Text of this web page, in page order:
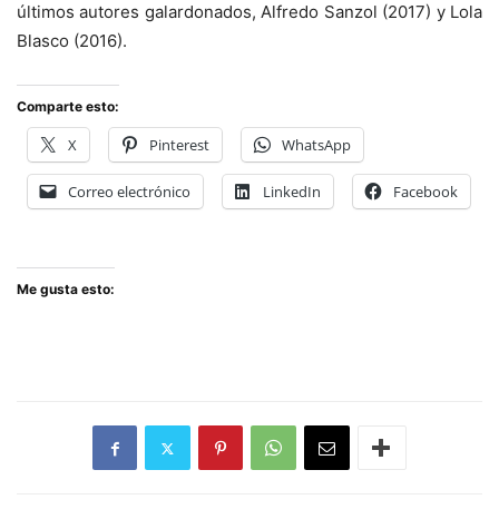
últimos autores galardonados, Alfredo Sanzol (2017) y Lola
Blasco (2016).
Comparte esto:
X Pinterest WhatsApp
Correo electrónico LinkedIn Facebook
Me gusta esto: